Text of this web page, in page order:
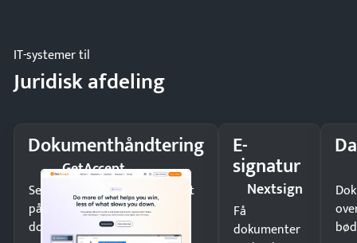
IT-systemer til
Juridisk afdeling
Dokumenthåndtering
GetAccept
Send kontrakter til underskrift
på minutter og mist ingen
dokumenter.
E-
signatur
Nextsign
Få
dokumenter